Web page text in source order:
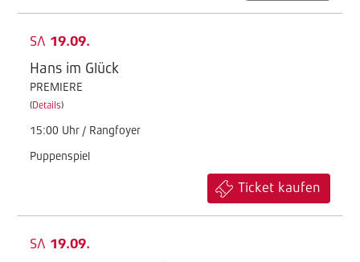
SA 19.09.
Hans im Glück
PREMIERE
(Details)
15:00 Uhr / Rangfoyer
Puppenspiel
Ticket kaufen
SA 19.09.